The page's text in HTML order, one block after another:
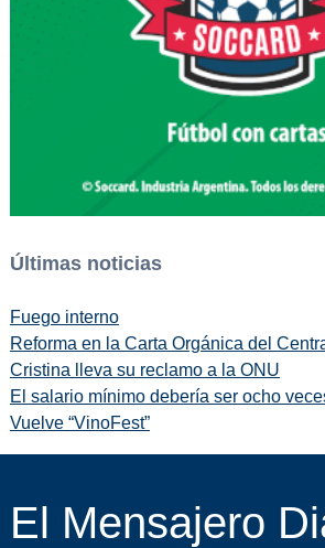
Últimas noticias
Fuego interno
Reforma en la Carta Orgánica del
Cristina lleva su reclamo a la ONU
El salario mínimo debería ser ocho
Vuelve “VinoFest”
El Mensajero